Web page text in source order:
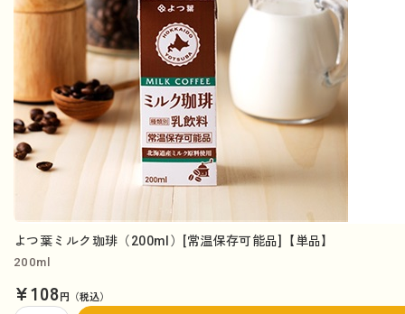
よつ葉ミルク珈琲（200ml）[常温保存可能品]【単品】
200ml
¥108円（税込）